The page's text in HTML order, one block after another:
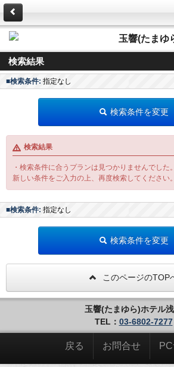
玉響(たまゆ
検索結果
■検索条件: 指定なし
検索条件を変更
検索結果
・検索条件に合うプランは見つかりませんでした。
新しい条件をご入力の上、再度検索してください。
■検索条件: 指定なし
検索条件を変更
このページのTOP
玉響(たまゆら)ホテル
TEL： 03-6802-7277
戻る お問合せ